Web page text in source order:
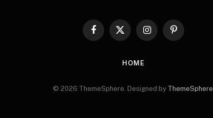
Facebook
X
InstagramPinterest
HOME
© 2026 ThemeSphere. Designed by ThemeSphere